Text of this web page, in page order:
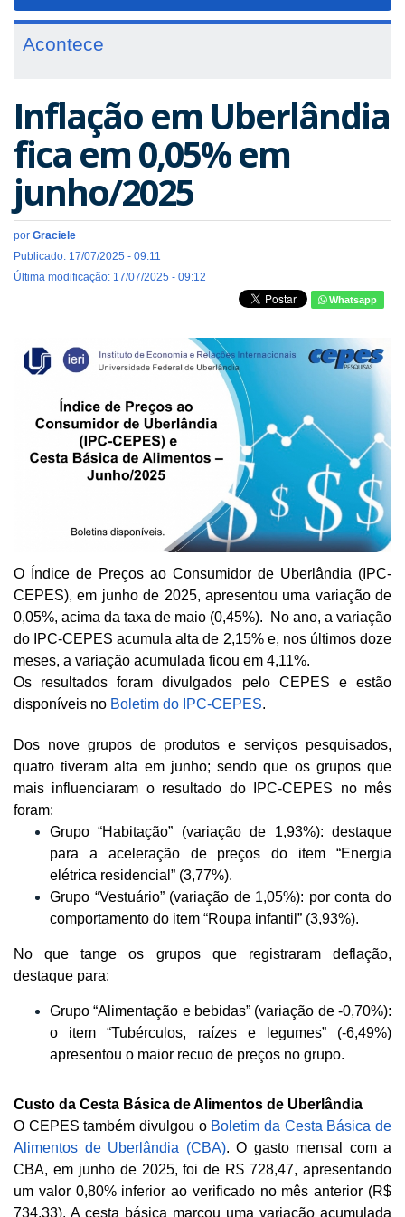
Acontece
Inflação em Uberlândia
fica em 0,05% em
junho/2025
por Graciele
Publicado: 17/07/2025 - 09:11
Última modificação: 17/07/2025 - 09:12
Whatsapp
O Índice de Preços ao Consumidor de Uberlândia (IPC-
CEPES), em junho de 2025, apresentou uma variação de
0,05%, acima da taxa de maio (0,45%). No ano, a variação
do IPC-CEPES acumula alta de 2,15% e, nos últimos doze
meses, a variação acumulada ficou em 4,11%.
Os resultados foram divulgados pelo CEPES e estão
disponíveis no Boletim do IPC-CEPES.
Dos nove grupos de produtos e serviços pesquisados,
quatro tiveram alta em junho; sendo que os grupos que
mais influenciaram o resultado do IPC-CEPES no mês
foram:
Grupo “Habitação” (variação de 1,93%): destaque
para a aceleração de preços do item “Energia
elétrica residencial” (3,77%).
Grupo “Vestuário” (variação de 1,05%): por conta do
comportamento do item “Roupa infantil” (3,93%).
No que tange os grupos que registraram deflação,
destaque para:
Grupo “Alimentação e bebidas” (variação de -0,70%):
o item “Tubérculos, raízes e legumes” (-6,49%)
apresentou o maior recuo de preços no grupo.
Custo da Cesta Básica de Alimentos de Uberlândia
O CEPES também divulgou o Boletim da Cesta Básica de
Alimentos de Uberlândia (CBA). O gasto mensal com a
CBA, em junho de 2025, foi de R$ 728,47, apresentando
um valor 0,80% inferior ao verificado no mês anterior (R$
734,33). A cesta básica marcou uma variação acumulada